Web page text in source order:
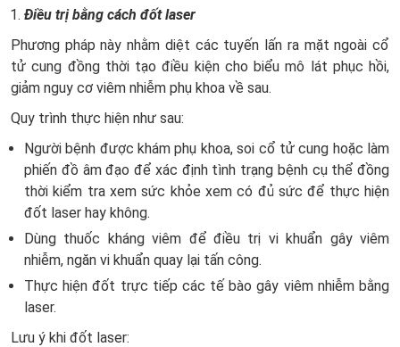
Điều trị bằng cách đốt laser
Phương pháp này nhằm diệt các tuyến lấn ra mặt ngoài cổ
tử cung đồng thời tạo điều kiện cho biểu mô lát phục hồi,
giảm nguy cơ viêm nhiễm phụ khoa về sau.
Quy trình thực hiện như sau:
Người bệnh được khám phụ khoa, soi cổ tử cung hoặc làm
phiến đồ âm đạo để xác định tình trạng bệnh cụ thể đồng
thời kiểm tra xem sức khỏe xem có đủ sức để thực hiện
đốt laser hay không.
Dùng thuốc kháng viêm để điều trị vi khuẩn gây viêm
nhiễm, ngăn vi khuẩn quay lại tấn công.
Thực hiện đốt trực tiếp các tế bào gây viêm nhiễm bằng
laser.
Lưu ý khi đốt laser: